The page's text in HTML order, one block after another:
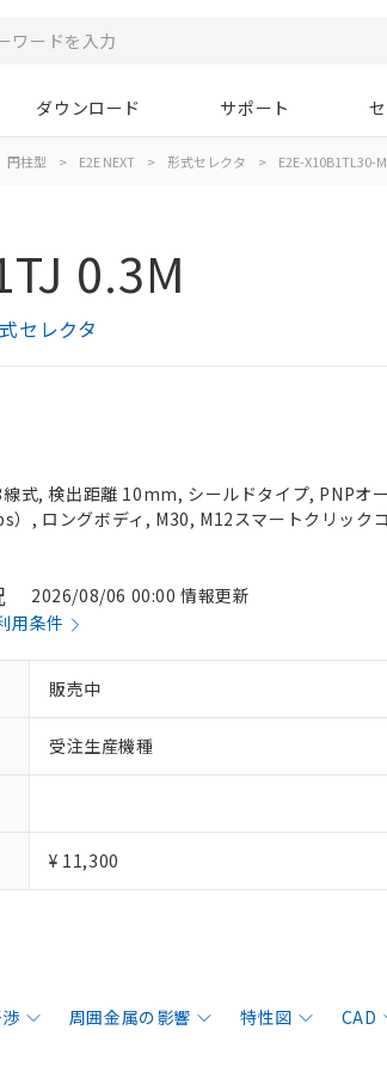
ダウンロード サポート
円柱型 > E2E NEXT > 形式セレクタ > E2E-X10B1TL30-
0.3M
セレクタ
式, 検出距離 10mm, シールドタイプ, PNPオ
）, ロングボディ, M30, M12スマートクリック
2026/08/06 00:00 情報更新
用条件
販売中
受注生産機種
¥ 11,300
周囲金属の影響 特性図 CAD